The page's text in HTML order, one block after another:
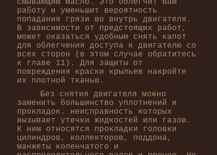
смывающим масло. Это облегчит Вам
работу и уменьшит вероятность
попадания грязи во внутрь двигателя.
В зависимости от предстоящих работ,
может оказаться удобным снять капот
для облегчения доступа к двигателю со
всех сторон (в этом случае обратитесь
к главе 11). Для защиты от
повреждения краски крыльев накройте
их плотной тканью.
Без снятия двигателя можно
заменить большинство уплотнений и
прокладок. неисправность которых
вызывает утечки жидкостей или газов.
К ним относятся прокладки головки
цилиндров, коллекторов, поддона,
манжеты коленчатого и